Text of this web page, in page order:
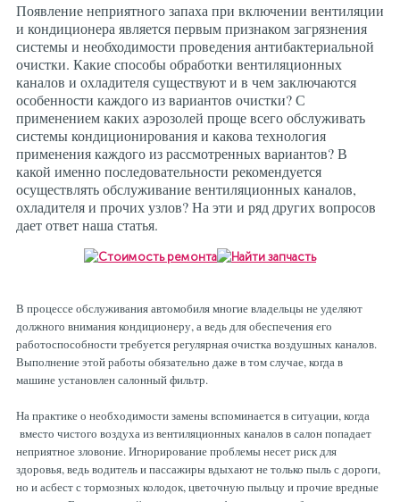
Появление неприятного запаха при включении вентиляции
и кондиционера является первым признаком загрязнения
системы и необходимости проведения антибактериальной
очистки. Какие способы обработки вентиляционных
каналов и охладителя существуют и в чем заключаются
особенности каждого из вариантов очистки? С
применением каких аэрозолей проще всего обслуживать
системы кондиционирования и какова технология
применения каждого из рассмотренных вариантов? В
какой именно последовательности рекомендуется
осуществлять обслуживание вентиляционных каналов,
охладителя и прочих узлов? На эти и ряд других вопросов
дает ответ наша статья.
В процессе обслуживания автомобиля многие владельцы не уделяют
должного внимания кондиционеру, а ведь для обеспечения его
работоспособности требуется регулярная очистка воздушных каналов.
Выполнение этой работы обязательно даже в том случае, когда в
машине установлен салонный фильтр.
На практике о необходимости замены вспоминается в ситуации, когда
вместо чистого воздуха из вентиляционных каналов в салон попадает
неприятное зловоние. Игнорирование проблемы несет риск для
здоровья, ведь водитель и пассажиры вдыхают не только пыль с дороги,
но и асбест с тормозных колодок, цветочную пыльцу и прочие вредные